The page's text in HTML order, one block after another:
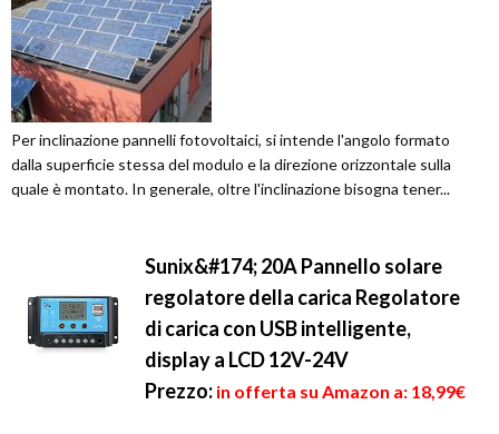
Per inclinazione pannelli fotovoltaici, si intende l'angolo formato
dalla superficie stessa del modulo e la direzione orizzontale sulla
quale è montato. In generale, oltre l'inclinazione bisogna tener...
Sunix&#174; 20A Pannello solare
regolatore della carica Regolatore
di carica con USB intelligente,
display a LCD 12V-24V
Prezzo: in offerta su Amazon a: 18,99€